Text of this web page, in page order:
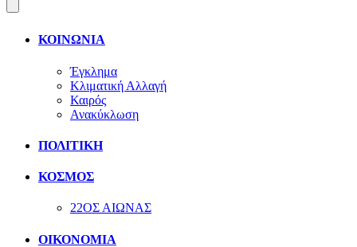
ΚΟΙΝΩΝΙΑ
Έγκλημα
Κλιματική Αλλαγή
Καιρός
Ανακύκλωση
ΠΟΛΙΤΙΚΗ
ΚΟΣΜΟΣ
22ΟΣ ΑΙΩΝΑΣ
ΟΙΚΟΝΟΜΙΑ